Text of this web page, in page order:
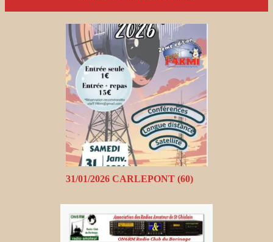
31/01/2026 CARLEPONT (60)